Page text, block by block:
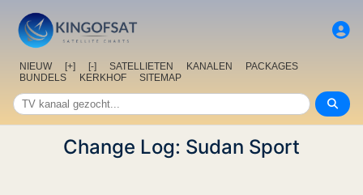
NIEUW [+] [-] SATELLIETEN KANALEN
PACKAGES
BUNDELS
KERKHOF SITEMAP
Change Log: Sudan Sport